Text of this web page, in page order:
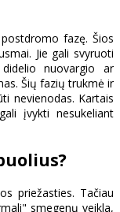
fazę. Šios
Jie gali svyruoti
nuovargio ar
Šių fazių trukmė ir
nevienodas. Kartais
įvykti nesukeliant
priežasties. Tačiau
smegenų veikla,